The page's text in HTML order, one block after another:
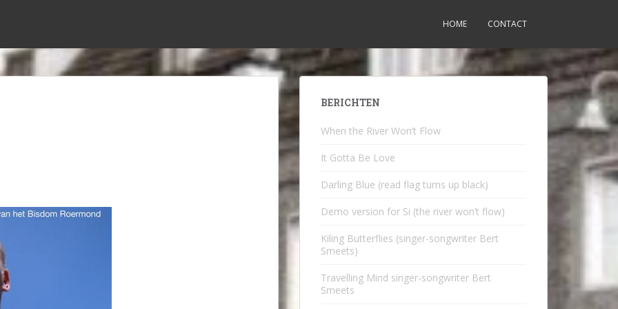
HOME CONTACT
BERICHTEN
When the River Won’t Flow
It Gotta Be Love
Darling Blue (read flag turns up black)
Demo version for Si (the river won’t flow)
Kiling Butterflies (singer-songwriter Bert
Smeets)
Travelling Mind singer-songwriter Bert
Smeets